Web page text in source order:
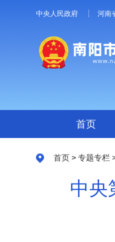
中央人民政府 河南
首页
首页 > 专题专栏
中央